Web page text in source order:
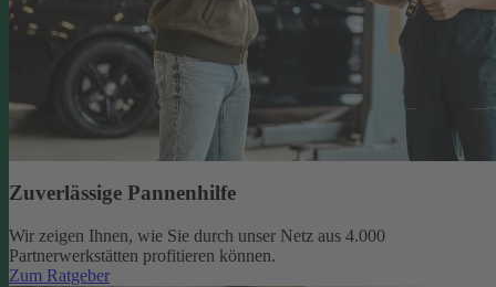
Zuverlässige Pannenhilfe
Wir zeigen Ihnen, wie Sie durch unser Netz aus 4.000
Partnerwerkstätten profitieren können.
Zum Ratgeber